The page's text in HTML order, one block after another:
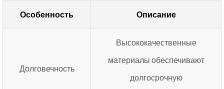
Особенность Описание
Долговечность
Высококачественные
материалы обеспечивают
долгосрочную